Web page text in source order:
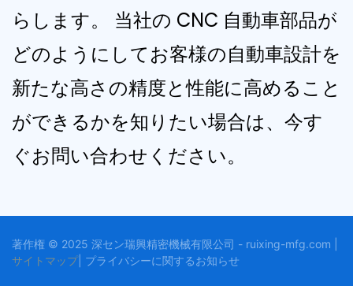
らします。 当社の CNC 自動車部品が
どのようにしてお客様の自動車設計を
新たな高さの精度と性能に高めること
ができるかを知りたい場合は、今す
ぐお問い合わせください。
著作権 © 2025 深セン瑞興精密機械有限公司 - ruixing-mfg.com |
サイトマップ| プライバシーに関するお知らせ